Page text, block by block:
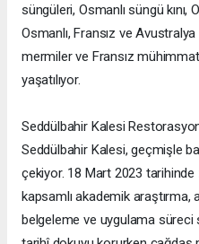
süngüleri, Osmanlı süngü kını,
Osmanlı, Fransız ve
mermiler ve Fransız mühimmat
yaşatılıyor.
Seddülbahir Kalesi
Seddülbahir Kalesi, geçmişle
çekiyor. 18 Mart 2023 tarihinde
kapsamlı akademik araştırma,
belgeleme ve uygulama süreci